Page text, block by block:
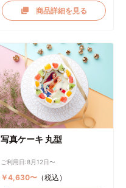
商品詳細を見る
写真ケーキ 丸型
ご利用日:8月12日〜
￥4,630〜 （税込）